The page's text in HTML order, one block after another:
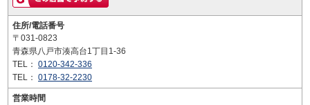
住所/電話番号
〒031-0823
青森県八戸市湊高台1丁目1-36
TEL： 0120-342-336
TEL： 0178-32-2230
営業時間